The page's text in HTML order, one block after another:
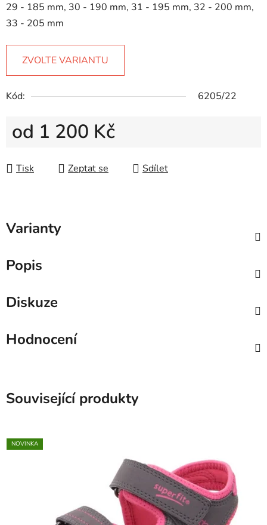
29 - 185 mm, 30 - 190 mm, 31 - 195 mm, 32 - 200 mm,
33 - 205 mm
ZVOLTE VARIANTU
Kód: 6205/22
od 1 200 Kč
Tisk
Zeptat se Sdílet
Varianty
Popis
Diskuze
Hodnocení
Související produkty
NOVINKA